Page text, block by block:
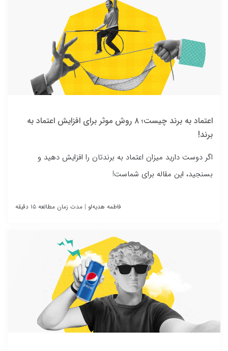
اعتماد به برند چیست؛ ۸ روش موثر برای افزایش اعتماد به
برند!
اگر دوست دارید میزان اعتماد به برندتان را افزایش دهید و
بسنجید، این مقاله برای شماست!
فاطمه هدیه‌لو | مدت زمان مطالعه ۱۵ دقیقه